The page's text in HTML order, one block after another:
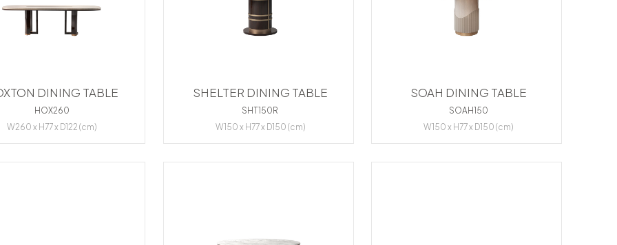
DINING TABLE
HOX260
W260 x H77 x D122 (cm)
SHELTER DINING TABLE
SHT150R
W150 x H77 x D150 (cm)
SOAH DINING TABLE
SOAH150
W150 x H77 x D150 (cm)